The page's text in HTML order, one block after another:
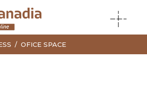
OFICE SPACE